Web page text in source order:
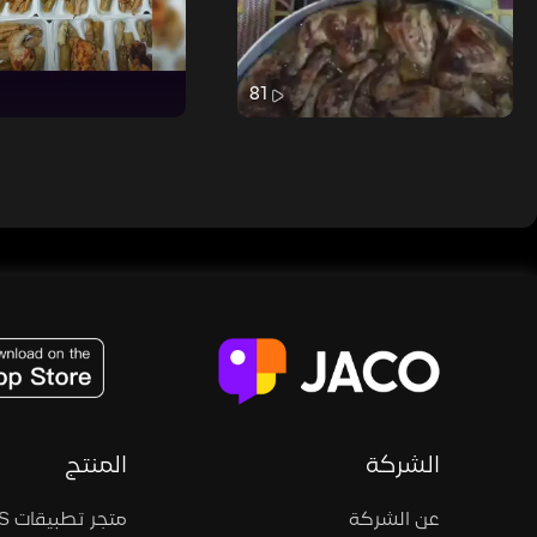
81
الشركة
عن الشركة
المنتج
متجر تطبيقات iOS